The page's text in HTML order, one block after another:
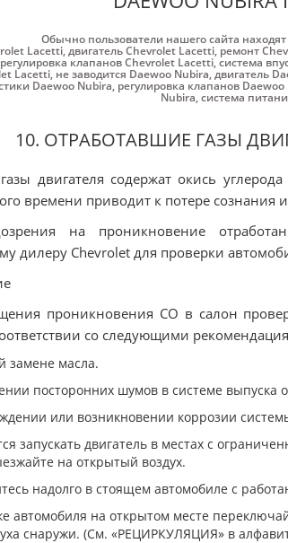
Обычно пользователи нашего сайта
Lacetti,двигатель Chevrolet Lacetti, ремонт
регулировка клапанов Chevrolet Lacetti,система
Lacetti, не заводится Daewoo Nubira,двигатель
Daewoo Nubira, регулировка клапанов Daewoo
Nubira,система
10. ОТРАБОТАВШИЕ ГАЗЫ
двигателя содержат окись
времени приводит к потере сознания
на проникновение
дилеру Chevrolet для проверки
проникновения СО в салон
со следующими
замене масла.
посторонних шумов в системе выпуска
или возникновении коррозии
запускать двигатель в местах с
на открытый воздух.
надолго в стоящем автомобиле с
автомобиля на открытом месте
снаружи. (См. «РЕЦИРКУЛЯЦИЯ» в